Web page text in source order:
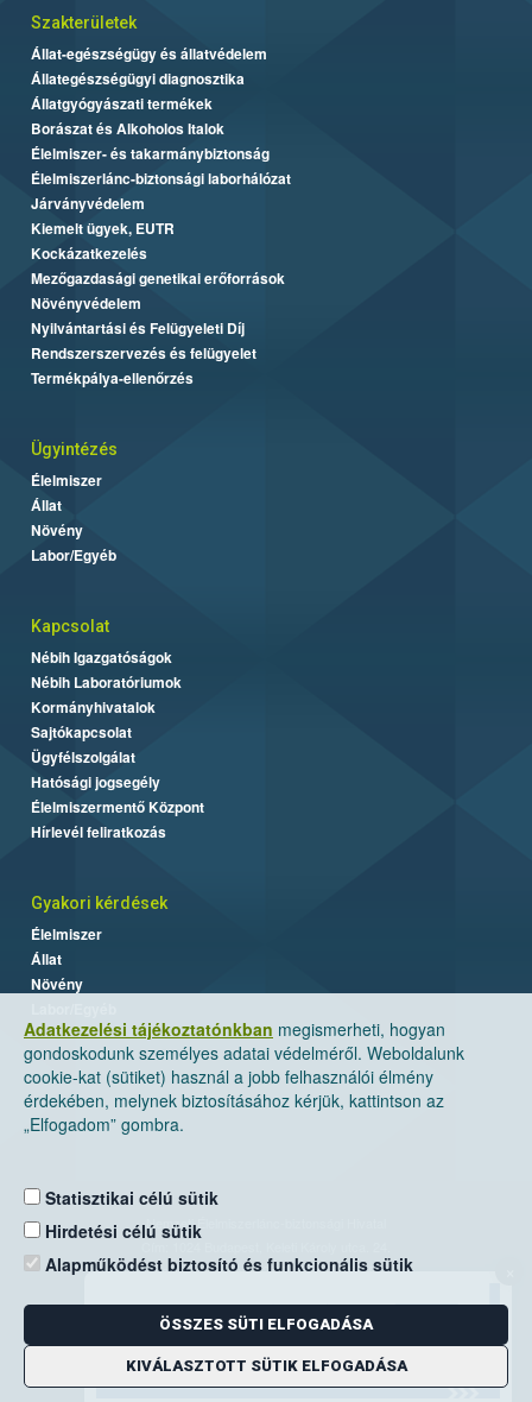
Adatkezelési tájékoztatónkban megismerheti, hogyan
gondoskodunk személyes adatai védelméről. Weboldalunk
cookie-kat (sütiket) használ a jobb felhasználói élmény
érdekében, melynek biztosításához kérjük, kattintson az
„Elfogadom” gombra.
Statisztikai célú sütik
Hirdetési célú sütik
Alapműködést biztosító és funkcionális sütik
ÖSSZES SÜTI ELFOGADÁSA
KIVÁLASZTOTT SÜTIK ELFOGADÁSA
Szakterületek
Állat-egészségügy és állatvédelem
Állategészségügyi diagnosztika
Állatgyógyászati termékek
Borászat és Alkoholos Italok
Élelmiszer- és takarmánybiztonság
Élelmiszerlánc-biztonsági laborhálózat
Járványvédelem
Kiemelt ügyek, EUTR
Kockázatkezelés
Mezőgazdasági genetikai erőforrások
Növényvédelem
Nyilvántartási és Felügyeleti Díj
Rendszerszervezés és felügyelet
Termékpálya-ellenőrzés
Ügyintézés
Élelmiszer
Állat
Növény
Labor/Egyéb
Kapcsolat
Nébih Igazgatóságok
Nébih Laboratóriumok
Kormányhivatalok
Sajtókapcsolat
Ügyfélszolgálat
Hatósági jogsegély
Élelmiszermentő Központ
Hírlevél feliratkozás
Gyakori kérdések
Élelmiszer
Állat
Növény
Nemzeti Élelmiszerlánc-biztonsági Hivatal
Levelezési cím: 1525 Budapest. Pf. 30.
E-mail:ugyfelszolgalat@nebih.gov.hu
Zöld szám: 06-80/263-244
Telefon: 06-1/ 336-9000